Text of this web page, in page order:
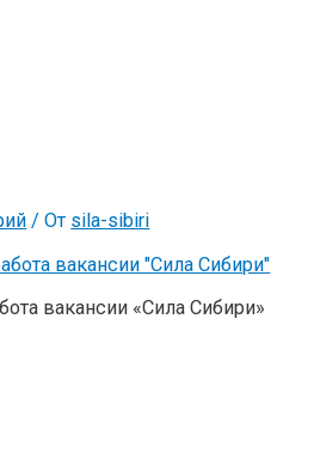
/ От sila-sibiri
вакансии «Сила Сибири»